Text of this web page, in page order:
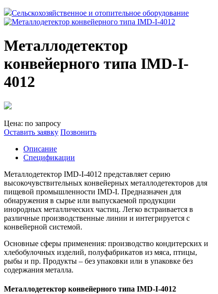
Сельскохозяйственное и отопительное оборудование
Металлодетектор
конвейерного типа IMD-I-
4012
Цена: по запросу
Оставить заявку Позвонить
Описание
Спецификации
Металлодетектор IMD-I-4012 представляет серию
высокочувствительных конвейерных металлодетекторов для
пищевой промышленности IMD-I. Предназначен для
обнаружения в сырье или выпускаемой продукции
инородных металлических частиц. Легко встраивается в
различные производственные линии и интегрируется с
конвейерной системой.
Основные сферы применения: производство кондитерских и
хлебобулочных изделий, полуфабрикатов из мяса, птицы,
рыбы и пр. Продукты – без упаковки или в упаковке без
содержания металла.
Металлодетектор конвейерного типа IMD-I-4012